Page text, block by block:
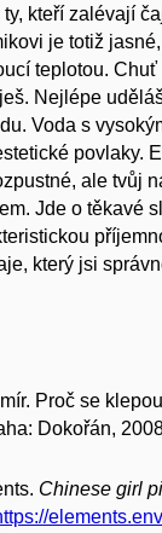
kteří zalévají
je totiž
teplotou.
Nejlépe
Voda s
povlaky.
ale tvůj
Jde o těkavé
který jsi
Proč se
Dokořán,
Chinese girl